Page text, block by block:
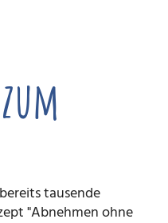
tausende
"Abnehmen ohne